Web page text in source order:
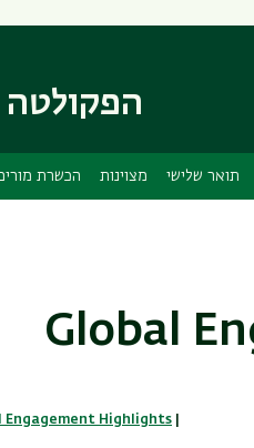
הפקולטה
תואר שלישי מצוינות הכשרת
Global
Engagement Highlights